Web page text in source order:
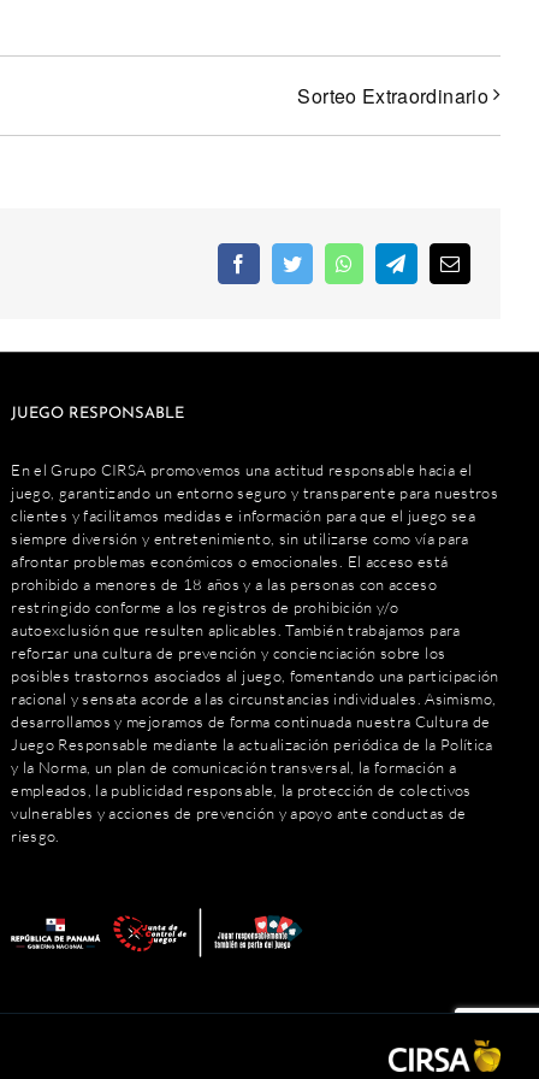
Sorteo Extraordinario
JUEGO RESPONSABLE
En el Grupo CIRSA promovemos una actitud responsable hacia el
juego, garantizando un entorno seguro y transparente para nuestros
clientes y facilitamos medidas e información para que el juego sea
siempre diversión y entretenimiento, sin utilizarse como vía para
afrontar problemas económicos o emocionales. El acceso está
prohibido a menores de 18 años y a las personas con acceso
restringido conforme a los registros de prohibición y/o
autoexclusión que resulten aplicables. También trabajamos para
reforzar una cultura de prevención y concienciación sobre los
posibles trastornos asociados al juego, fomentando una participación
racional y sensata acorde a las circunstancias individuales. Asimismo,
desarrollamos y mejoramos de forma continuada nuestra Cultura de
Juego Responsable mediante la actualización periódica de la Política
y la Norma, un plan de comunicación transversal, la formación a
empleados, la publicidad responsable, la protección de colectivos
vulnerables y acciones de prevención y apoyo ante conductas de
riesgo.